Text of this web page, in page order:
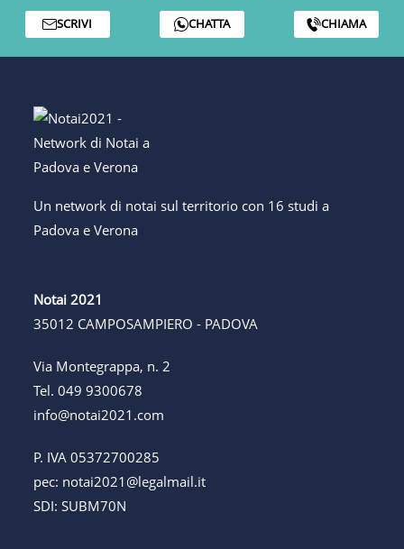
SCRIVI CHATTA CHIAMA
Un network di notai sul territorio con 16 studi a
Padova e Verona
Notai 2021
35012 CAMPOSAMPIERO - PADOVA
Via Montegrappa, n. 2
Tel.049 9300678
info@notai2021.com
P. IVA 05372700285
pec: notai2021@legalmail.it
SDI: SUBM70N